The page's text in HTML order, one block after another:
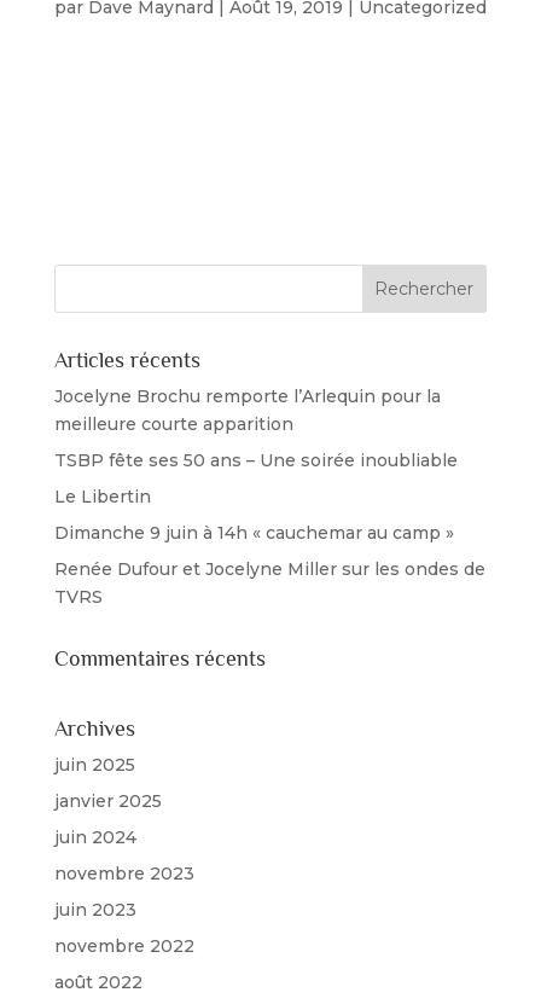
par Dave Maynard Août 19, 2019 Uncategorized
Articles récents
Jocelyne Brochu remporte l’Arlequin pour la
meilleure courte apparition
TSBP fête ses 50 ans – Une soirée inoubliable
Le Libertin
Dimanche 9 juin à 14h « cauchemar au camp »
Renée Dufour et Jocelyne Miller sur les ondes de
TVRS
Commentaires récents
Archives
juin 2025
janvier 2025
juin 2024
novembre 2023
juin 2023
novembre 2022
août 2022